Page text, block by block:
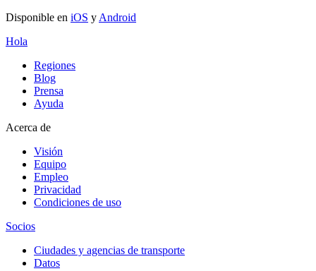
Disponible en iOS y Android
Hola
Regiones
Blog
Prensa
Ayuda
Acerca de
Visión
Equipo
Empleo
Privacidad
Condiciones de uso
Socios
Ciudades y agencias de transporte
Datos